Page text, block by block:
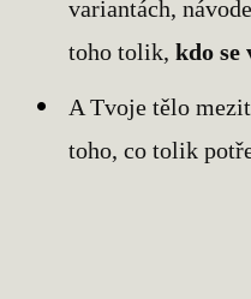
variantách,
toho tolik,kdo se
A Tvoje tělo
toho, co tolik